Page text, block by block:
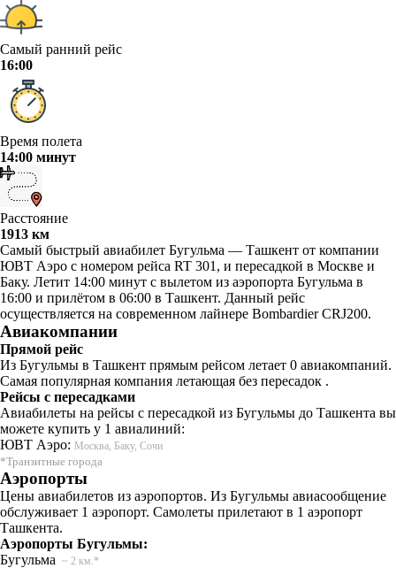
Самый ранний рейс
16:00
Время полета
14:00 минут
Расстояние
1913 км
Самый быстрый авиабилет Бугульма — Ташкент от компании
ЮВТ Аэро с номером рейса RT 301, и пересадкой в Москве и
Баку. Летит 14:00 минут с вылетом из аэропорта Бугульма в
16:00 и прилётом в 06:00 в Ташкент. Данный рейс
осуществляется на современном лайнере Bombardier CRJ200.
Авиакомпании
Прямой рейс
Из Бугульмы в Ташкент прямым рейсом летает 0 авиакомпаний.
Самая популярная компания летающая без пересадок .
Рейсы с пересадками
Авиабилеты на рейсы с пересадкой из Бугульмы до Ташкента вы
можете купить у 1 авиалиний:
ЮВТ Аэро: Москва, Баку, Сочи
*Транзитные города
Аэропорты
Цены авиабилетов из аэропортов. Из Бугульмы авиасообщение
обслуживает 1 аэропорт. Самолеты прилетают в 1 аэропорт
Ташкента.
Аэропорты Бугульмы:
Бугульма ~ 2 км.*